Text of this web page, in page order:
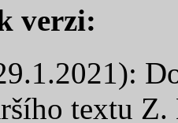
verzi:
textu Z.